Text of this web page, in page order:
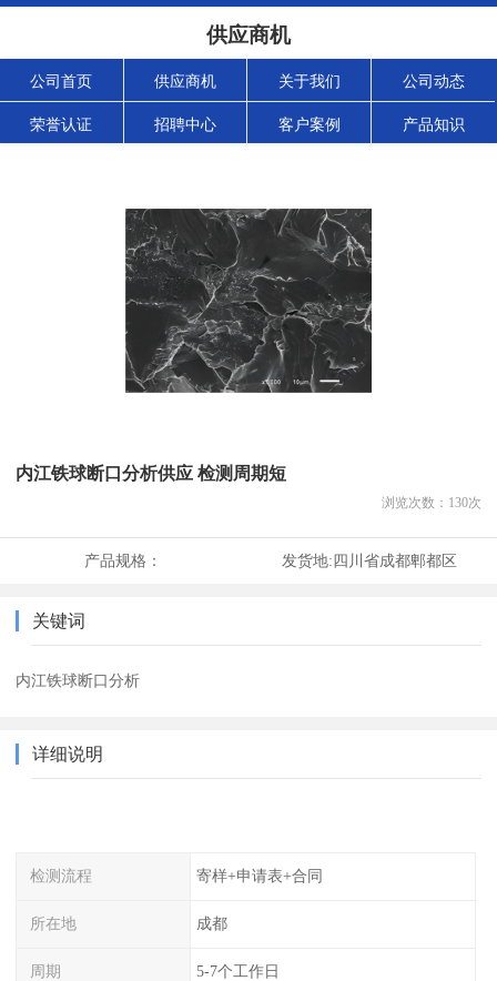
供应商机
公司首页 供应商机 关于我们 公司动态
荣誉认证 招聘中心 客户案例 产品知识
内江铁球断口分析供应 检测周期短
浏览次数： 130次
产品规格： 发货地:四川省成都郫都区
关键词
内江铁球断口分析
详细说明
检测流程 寄样+申请表+合同
所在地 成都
周期 5-7个工作日